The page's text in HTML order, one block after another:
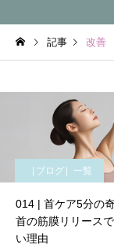
記事 改善
［ブログ］一覧
014 | 首ケア5分の
首の筋膜リリース
い理由